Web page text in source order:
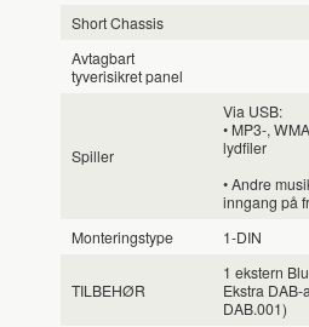
Short Chassis
Avtagbart
tyverisikret panel
Spiller
Via USB:
• MP3-,
lydfiler
• Andre
inngang på
Monteringstype
1-DIN
TILBEHØR
1 ekstern
Ekstra
DAB.001)